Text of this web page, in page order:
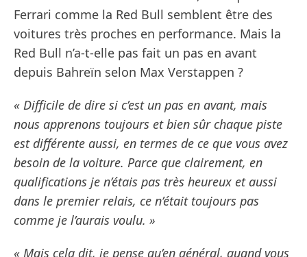
Ferrari comme la Red Bull semblent être des
voitures très proches en performance. Mais la
Red Bull n’a-t-elle pas fait un pas en avant
depuis Bahreïn selon Max Verstappen ?
« Difficile de dire si c’est un pas en avant, mais
nous apprenons toujours et bien sûr chaque piste
est différente aussi, en termes de ce que vous avez
besoin de la voiture. Parce que clairement, en
qualifications je n’étais pas très heureux et aussi
dans le premier relais, ce n’était toujours pas
comme je l’aurais voulu. »
« Mais cela dit, je pense qu’en général, quand vous